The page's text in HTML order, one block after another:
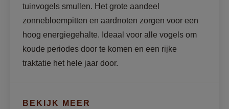
tuinvogels smullen. Het grote aandeel
zonnebloempitten en aardnoten zorgen voor een
hoog energiegehalte. Ideaal voor alle vogels om
koude periodes door te komen en een rijke
BEKIJK MEER